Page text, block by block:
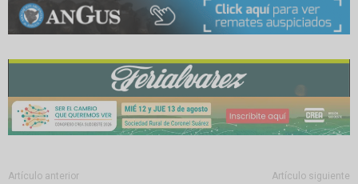
Artículo anterior Artículo siguiente